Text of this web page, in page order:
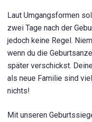
Laut Umgangsformen
zwei Tage nach der
jedoch keine Regel.
wenn du die
später verschickst.
als neue Familie sind
nichts!
Mit unseren